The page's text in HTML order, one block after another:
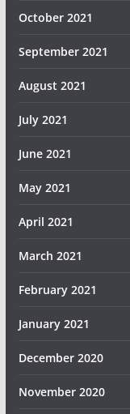
October 2021
September 2021
August 2021
July 2021
June 2021
May 2021
April 2021
March 2021
February 2021
January 2021
December 2020
November 2020